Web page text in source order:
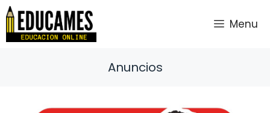
Saltar
contenido
Menu
Anuncios